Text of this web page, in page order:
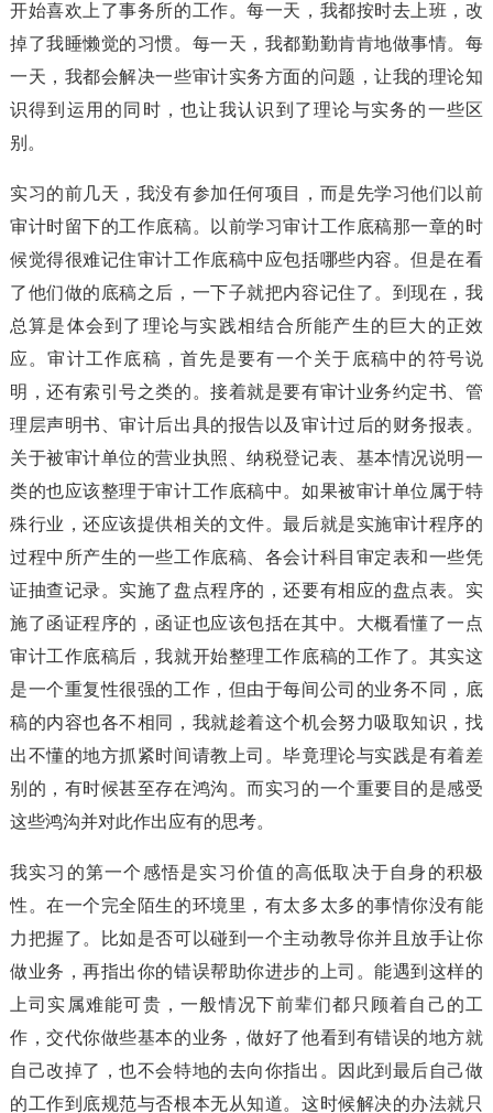
开始喜欢上了事务所的工作。每一天，我都按时去上班，改
掉了我睡懒觉的习惯。每一天，我都勤勤肯肯地做事情。每
一天，我都会解决一些审计实务方面的问题，让我的理论知
识得到运用的同时，也让我认识到了理论与实务的一些区
别。
实习的前几天，我没有参加任何项目，而是先学习他们以前
审计时留下的工作底稿。以前学习审计工作底稿那一章的时
候觉得很难记住审计工作底稿中应包括哪些内容。但是在看
了他们做的底稿之后，一下子就把内容记住了。到现在，我
总算是体会到了理论与实践相结合所能产生的巨大的正效
应。审计工作底稿，首先是要有一个关于底稿中的符号说
明，还有索引号之类的。接着就是要有审计业务约定书、管
理层声明书、审计后出具的报告以及审计过后的财务报表。
关于被审计单位的营业执照、纳税登记表、基本情况说明一
类的也应该整理于审计工作底稿中。如果被审计单位属于特
殊行业，还应该提供相关的文件。最后就是实施审计程序的
过程中所产生的一些工作底稿、各会计科目审定表和一些凭
证抽查记录。实施了盘点程序的，还要有相应的盘点表。实
施了函证程序的，函证也应该包括在其中。大概看懂了一点
审计工作底稿后，我就开始整理工作底稿的工作了。其实这
是一个重复性很强的工作，但由于每间公司的业务不同，底
稿的内容也各不相同，我就趁着这个机会努力吸取知识，找
出不懂的地方抓紧时间请教上司。毕竟理论与实践是有着差
别的，有时候甚至存在鸿沟。而实习的一个重要目的是感受
这些鸿沟并对此作出应有的思考。
我实习的第一个感悟是实习价值的高低取决于自身的积极
性。在一个完全陌生的环境里，有太多太多的事情你没有能
力把握了。比如是否可以碰到一个主动教导你并且放手让你
做业务，再指出你的错误帮助你进步的上司。能遇到这样的
上司实属难能可贵，一般情况下前辈们都只顾着自己的工
作，交代你做些基本的业务，做好了他看到有错误的地方就
自己改掉了，也不会特地的去向你指出。因此到最后自己做
的工作到底规范与否根本无从知道。这时候解决的办法就只